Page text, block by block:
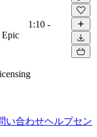
Epic
1:10 -
い合わせヘルプセン